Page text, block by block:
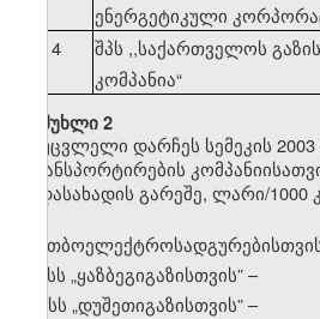
ენერგეტიკული
4
შპს ,,საქართველოს
კომპანია“
მუხლი 2
უცვლელი დარჩეს სემეკის
ტრანსპორტირების
გადასახადის გარეშე, ლარი/1000
ა)
ბ) სს„ყაზბეგიგაზისთვის” –
გ) სს„დუშეთიგაზისთვის” –